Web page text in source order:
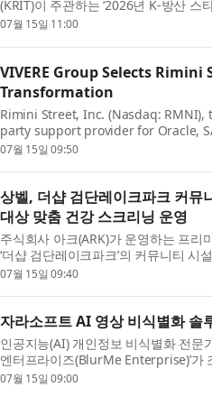
(KRIT)이 주관하는 ‘2026년 K-방산
07월 15일 11:00
VIVERE Group Selects
Transformation
Rimini Street, Inc. (Nasdaq:
party support provider for Oracle,
07월 15일 09:50
상벨, 더샵 검단레이크파크 커뮤
대상 맞춤 건강 스크리닝 운영
주식회사 아크(ARK)가 운영하는 프리
‘더샵 검단레이크파크’의 커뮤니티
07월 15일 09:40
자라소프트 AI 영상 비식별화 솔
인공지능(AI) 개인정보 비식별화 전문
엔터프라이즈(BlurMe Enterprise)’가
07월 15일 09:00